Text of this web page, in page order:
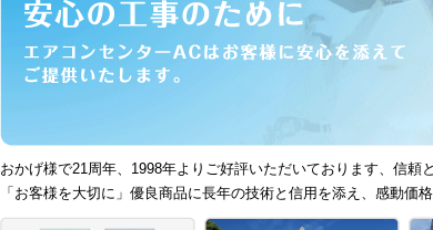
おかげ様で21周年、1998年よりご好評いただいております、信頼
「お客様を大切に」優良商品に長年の技術と信用を添え、感動価